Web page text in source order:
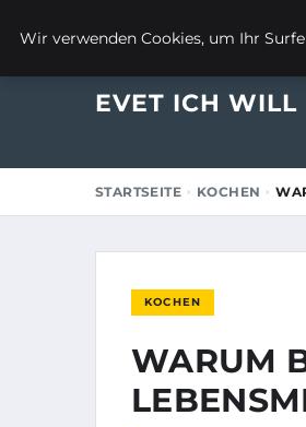
EVET ICH WILL
STARTSEITE KOCHEN
KOCHEN
WARUM
Wir verwenden Cookies, um Ihr